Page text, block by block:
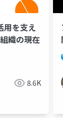
用を支え
織の現在
8.6K